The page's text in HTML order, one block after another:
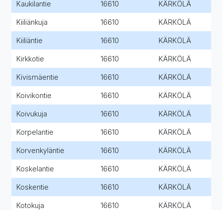
Kaukilantie 16610 KÄRKÖLÄ
Kiiliänkuja 16610 KÄRKÖLÄ
Kiiliäntie 16610 KÄRKÖLÄ
Kirkkotie 16610 KÄRKÖLÄ
Kivismäentie 16610 KÄRKÖLÄ
Koivikontie 16610 KÄRKÖLÄ
Koivukuja 16610 KÄRKÖLÄ
Korpelantie 16610 KÄRKÖLÄ
Korvenkyläntie 16610 KÄRKÖLÄ
Koskelantie 16610 KÄRKÖLÄ
Koskentie 16610 KÄRKÖLÄ
Kotokuja 16610 KÄRKÖLÄ